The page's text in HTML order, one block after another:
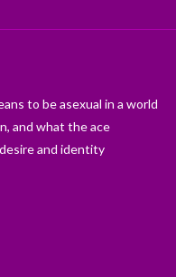
to be asexual in a world
and what the ace
and identity